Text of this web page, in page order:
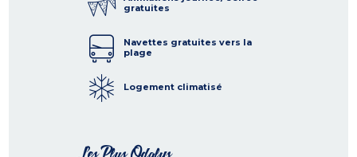
gratuites
Navettes gratuites vers la
plage
Logement climatisé